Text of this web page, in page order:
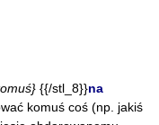
{{/stl_8}}na
komuś coś (np. jakiś